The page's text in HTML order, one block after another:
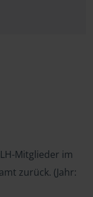
Mitglieder im
zurück. (Jahr: